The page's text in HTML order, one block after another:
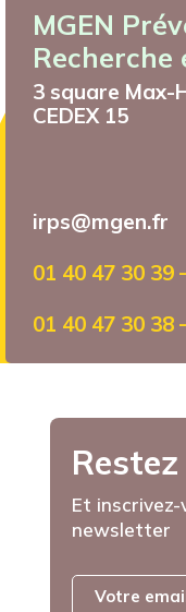
MGEN
3 square Max-
CEDEX 15
irps@mgen.fr
01 40 47 30 39
01 40 47 30 38
Et
newsletter